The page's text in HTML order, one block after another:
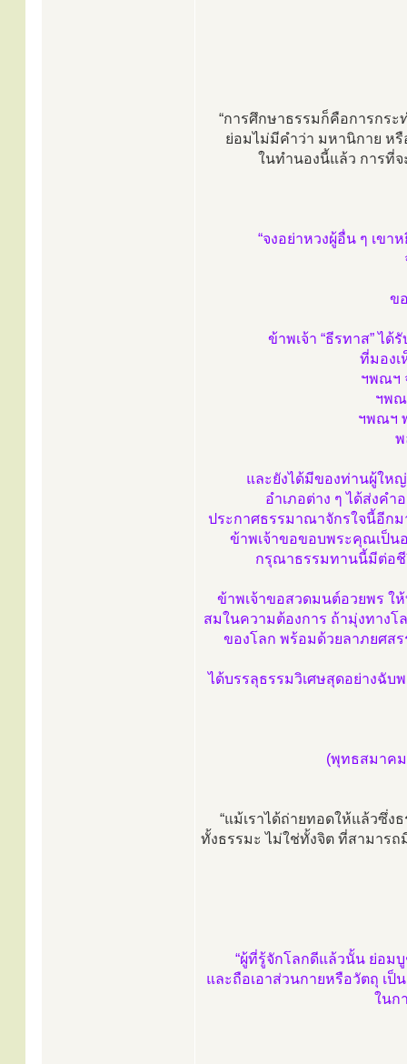
“การศึกษาธรรมก็คือการกร
ย่อมไม่มีคำว่า มหานิกาย ห
ในทำนองนี้แล้ว การที่จ
“จงอย่าหวงผู้อื่น ๆ เข
ข
ข้าพเจ้า “ธีรทาส” ไ
ที่มอง
ฯพณฯ
ฯพณ
ฯพณฯ
พ
และยังได้มีของท่านผู้ให
อำเภอต่าง ๆ ได้ส่งค
ประกาศธรรมาณาจักรใจนี้อีก
ข้าพเจ้าขอขอบพระคุณเป็น
กรุณาธรรมทานนี้มีต่อชี
ข้าพเจ้าขอสวดมนต์อวยพร ใ
สมในความต้องการ ถ้ามุ่งทาง
ของโลก พร้อมด้วยลาภยศส
ได้บรรลุธรรมวิเศษสุดอย่างฉับ
(พุทธสมาคม
“แม้เราได้ถ่ายทอดให้แล้วซึ่ง
ทั้งธรรมะ ไม่ใช่ทั้งจิต ที่สามารถ
“ผู้ที่รู้จักโลกดีแล้วนั้น ย่อม
และถือเอาส่วนกายหรือวัตถุ เป็
ในก